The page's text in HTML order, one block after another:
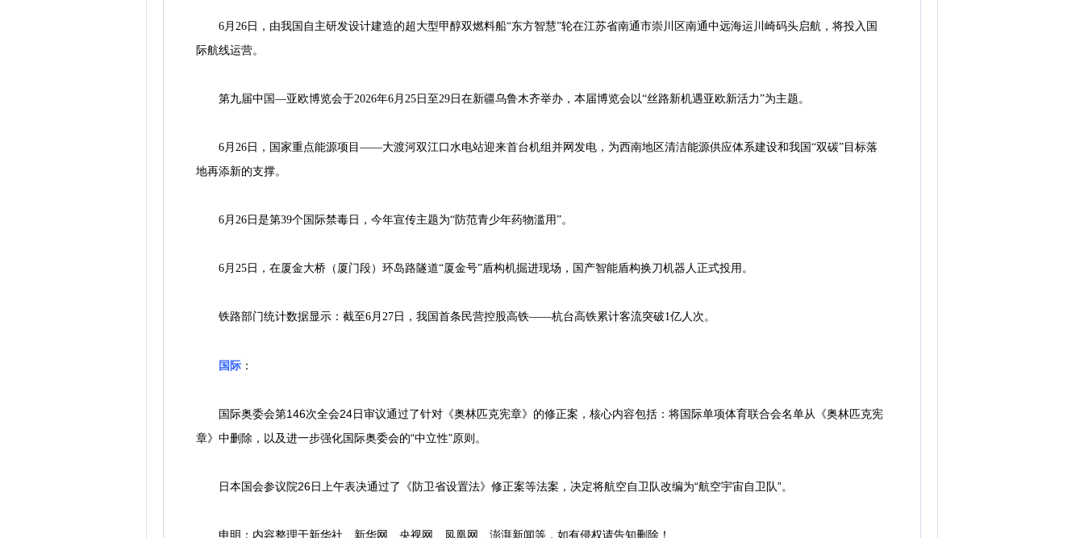
6月26日，由我国自主研发设计建造的超大型甲醇双燃料船“东方智慧”轮在江苏省南通市崇川区南通中远海运川崎码头启航，将投入国
际航线运营。
第九届中国—亚欧博览会于2026年6月25日至29日在新疆乌鲁木齐举办，本届博览会以“丝路新机遇亚欧新活力”为主题。
6月26日，国家重点能源项目——大渡河双江口水电站迎来首台机组并网发电，为西南地区清洁能源供应体系建设和我国“双碳”目标落
地再添新的支撑。
6月26日是第39个国际禁毒日，今年宣传主题为“防范青少年药物滥用”。
6月25日，在厦金大桥（厦门段）环岛路隧道“厦金号”盾构机掘进现场，国产智能盾构换刀机器人正式投用。
铁路部门统计数据显示：截至6月27日，我国首条民营控股高铁——杭台高铁累计客流突破1亿人次。
国际 ：
国际奥委会第146次全会24日审议通过了针对《奥林匹克宪章》的修正案，核心内容包括：将国际单项体育联合会名单从《奥林匹克宪
章》中删除，以及进一步强化国际奥委会的“中立性”原则。
日本国会参议院26日上午表决通过了《防卫省设置法》修正案等法案，决定将航空自卫队改编为“航空宇宙自卫队”。
申明：内容整理于新华社、新华网、央视网、凤凰网、澎湃新闻等，如有侵权请告知删除！